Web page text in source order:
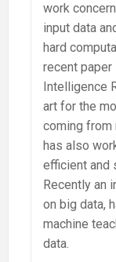
work
input data
hard
recent
Intelligence
art for the
coming from
has also
efficient and
Recently an
on big data,
machine
data.